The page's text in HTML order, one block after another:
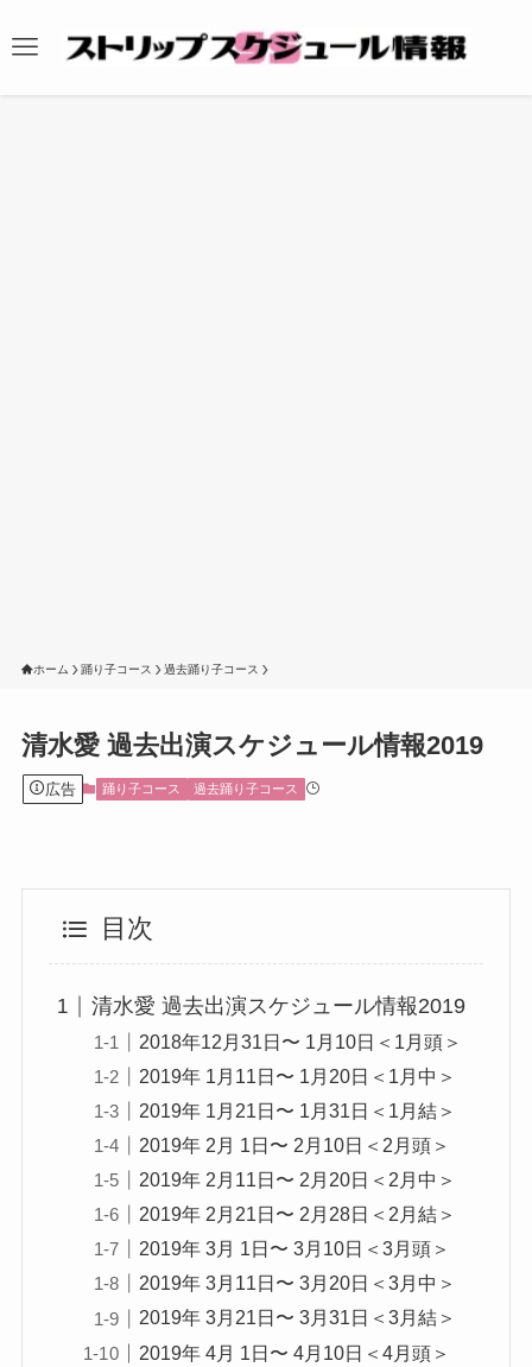
ホーム 踊り子コース 過去踊り子コース
清水愛 過去出演スケジュール情報2019
広告 踊り子コース 過去踊り子コース
目次
清水愛 過去出演スケジュール情報2019
2018年12月31日〜 1月10日＜1月頭＞
2019年 1月11日〜 1月20日＜1月中＞
2019年 1月21日〜 1月31日＜1月結＞
2019年 2月 1日〜 2月10日＜2月頭＞
2019年 2月11日〜 2月20日＜2月中＞
2019年 2月21日〜 2月28日＜2月結＞
2019年 3月 1日〜 3月10日＜3月頭＞
2019年 3月11日〜 3月20日＜3月中＞
2019年 3月21日〜 3月31日＜3月結＞
2019年 4月 1日〜 4月10日＜4月頭＞